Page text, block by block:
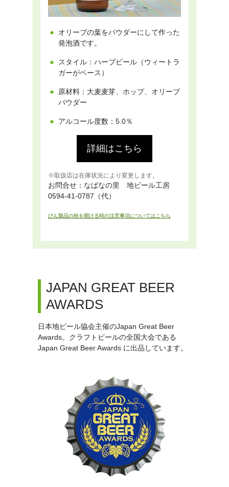
オリーブの葉をパウダーにして作った
発泡酒です。
スタイル：ハーブビール（ウィートラ
ガーがベース）
原材料：大麦麦芽、ホップ、オリーブ
パウダー
アルコール度数：5.0％
詳細はこちら
取扱店は在庫状況により変更します。
お問合せ：なばなの里 地ビール工房
0594-41-0787（代）
びん製品の栓を開ける時の注意事項についてはこちら
JAPAN GREAT BEER
AWARDS
日本地ビール協会主催のJapan Great Beer
Awards。クラフトビールの全国大会である
Japan Great Beer Awards に出品しています。